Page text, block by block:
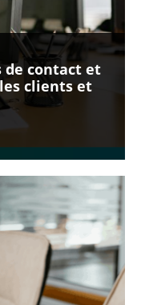
de contact et
clients et